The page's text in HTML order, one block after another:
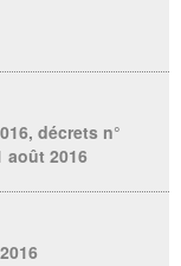
décrets n°
août 2016